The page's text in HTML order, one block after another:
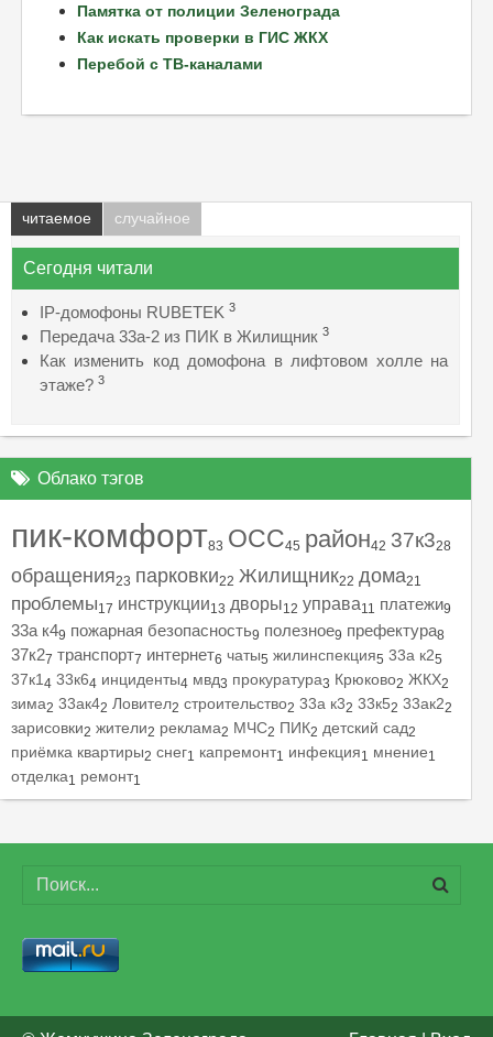
Памятка от полиции Зеленограда
Как искать проверки в ГИС ЖКХ
Перебой с ТВ-каналами
читаемое случайное
Сегодня читали
IP-домофоны RUBETEK 3
Передача 33а-2 из ПИК в Жилищник 3
Как изменить код домофона в лифтовом холле на
этаже? 3
Облако тэгов
пик-комфорт83 ОСС45 район42 37к328
обращения23 парковки22 Жилищник22 дома21
проблемы17 инструкции13 дворы12 управа11 платежи9
33а к49 пожарная безопасность9 полезное9 префектура8
37к27 транспорт7 интернет6 чаты5 жилинспекция5 33а к25
37к1 4 33к64 инциденты4 мвд3 прокуратура3 Крюково2 ЖКХ2
зима2 33ак42 Ловител2 строительство2 33а к32 33к52 33ак22
зарисовки2 жители2 реклама2 МЧС2 ПИК2 детский сад2
приёмка квартиры2 снег1 капремонт1 инфекция1 мнение1
отделка1 ремонт1